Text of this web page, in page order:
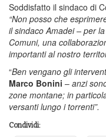
Soddisfatto il sindaco di
“Non posso che
il sindaco Amadei – per
Comuni, una
importanti al nostro
“Ben vengano gli
Marco Bonini – anzi
zone montane; in
versanti lungo i torrenti”.
Condividi: